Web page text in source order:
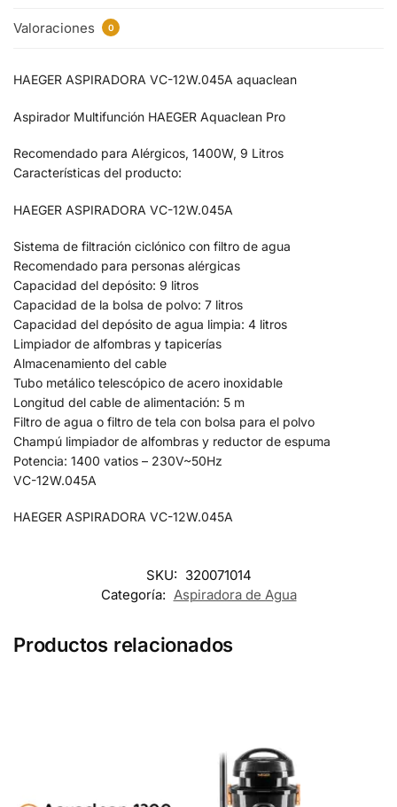
Valoraciones 0
HAEGER ASPIRADORA VC-12W.045A aquaclean
Aspirador Multifunción HAEGER Aquaclean Pro
Recomendado para Alérgicos, 1400W, 9 Litros
Características del producto:
HAEGER ASPIRADORA VC-12W.045A
Sistema de filtración ciclónico con filtro de agua
Recomendado para personas alérgicas
Capacidad del depósito: 9 litros
Capacidad de la bolsa de polvo: 7 litros
Capacidad del depósito de agua limpia: 4 litros
Limpiador de alfombras y tapicerías
Almacenamiento del cable
Tubo metálico telescópico de acero inoxidable
Longitud del cable de alimentación: 5 m
Filtro de agua o filtro de tela con bolsa para el polvo
Champú limpiador de alfombras y reductor de espuma
Potencia: 1400 vatios – 230V~50Hz
VC-12W.045A
HAEGER ASPIRADORA VC-12W.045A
SKU: 320071014
Categoría: Aspiradora de Agua
Productos relacionados